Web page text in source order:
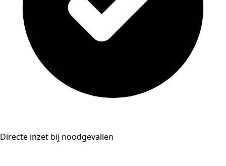
Directe inzet bij noodgevallen